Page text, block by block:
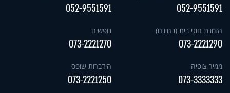
052-9551591
052-9551591
הזמנת חוגי בית (בחינם)
073-2221290
נופשים
073-2221270
ממיר צופיה
073-3333333
הידברות שופס
073-2221250